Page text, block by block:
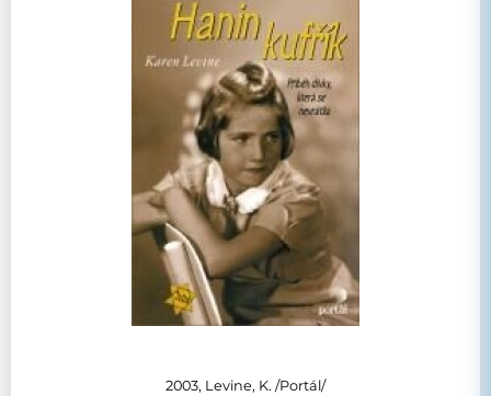
2003, Levine, K. /Portál/